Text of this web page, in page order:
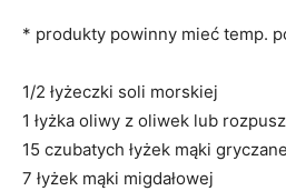
* produkty powinny mieć temp.
1/2 łyżeczki soli morskiej
1 łyżka oliwy z oliwek lub
15 czubatych łyżek mąki
7 łyżek mąki migdałowej